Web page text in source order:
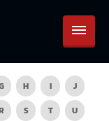
H I
J
S T
U